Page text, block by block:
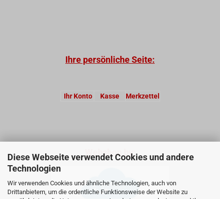
Diese Webseite verwendet Cookies und andere
Technologien
Wir verwenden Cookies und ähnliche Technologien, auch von
Drittanbietern, um die ordentliche Funktionsweise der Website zu
Ihre persönliche Seite:
Ihr Konto Kasse Merkzettel
Webshop by: